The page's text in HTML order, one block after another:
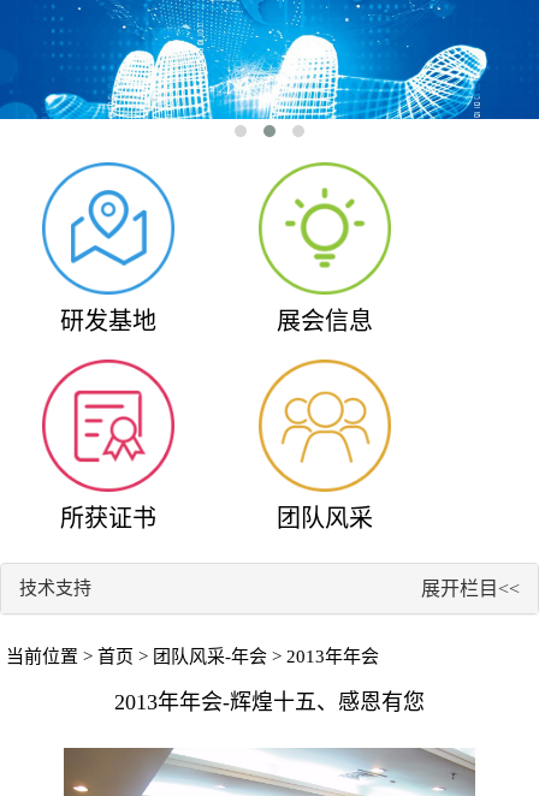
研发基地 展会信息
所获证书 团队风采
技术支持 展开栏目<<
当前位置 > 首页 > 团队风采-年会 > 2013年年会
2013年年会-辉煌十五、感恩有您